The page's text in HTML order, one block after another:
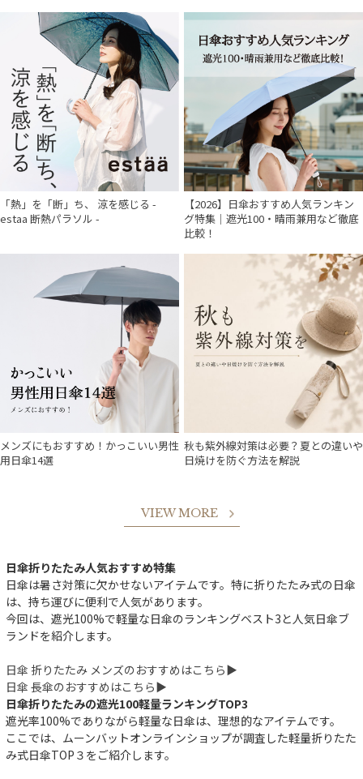
「熱」を「断」ち、 涼を感じる -
estaa 断熱パラソル -
【2026】日傘おすすめ人気ランキン
グ特集｜遮光100・晴雨兼用など徹底
比較！
メンズにもおすすめ！かっこいい男性
用日傘14選
秋も紫外線対策は必要？夏との違いや
日焼けを防ぐ方法を解説
VIEW MORE
日傘折りたたみ人気おすすめ特集
日傘は暑さ対策に欠かせないアイテムです。特に折りたたみ式の日傘
は、持ち運びに便利で人気があります。
今回は、遮光100%で軽量な日傘のランキングベスト3と人気日傘ブ
ランドを紹介します。
日傘 折りたたみ メンズのおすすめはこちら▶︎
日傘 長傘のおすすめはこちら▶︎
日傘折りたたみの遮光100軽量ランキングTOP3
遮光率100%でありながら軽量な日傘は、理想的なアイテムです。
ここでは、ムーンバットオンラインショップが調査した軽量折りたた
み式日傘TOP３をご紹介します。